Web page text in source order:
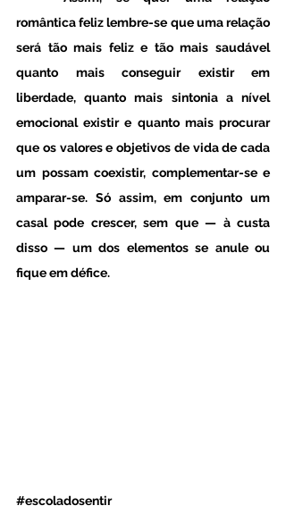
romântica feliz lembre-se que uma relação
será tão mais feliz e tão mais saudável
quanto mais conseguir existir em
liberdade, quanto mais sintonia a nível
emocional existir e quanto mais procurar
que os valores e objetivos de vida de cada
um possam coexistir, complementar-se e
amparar-se. Só assim, em conjunto um
casal pode crescer, sem que — à custa
disso — um dos elementos se anule ou
fique em défice.
#escoladosentir